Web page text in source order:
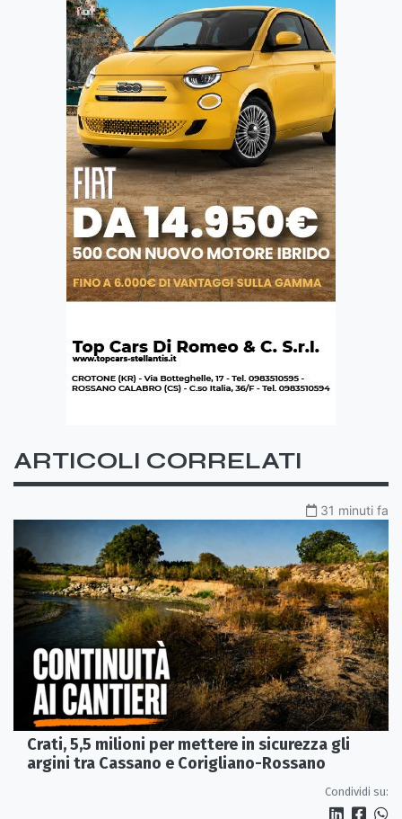
ARTICOLI CORRELATI
31 minuti fa
Crati, 5,5 milioni per mettere in sicurezza gli
argini tra Cassano e Corigliano-Rossano
Condividi su: